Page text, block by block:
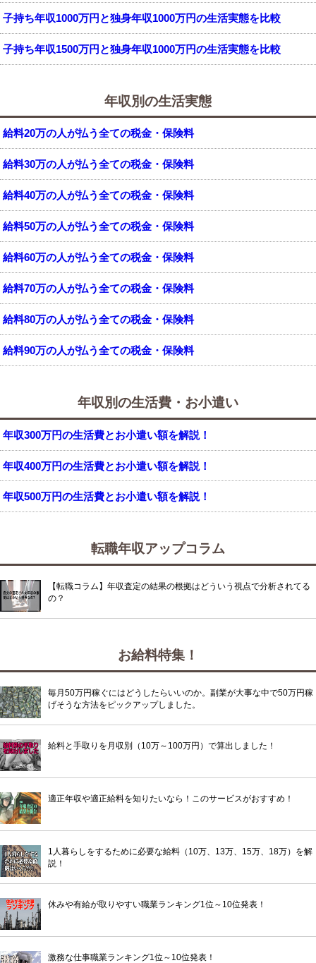
子持ち年収1000万円と独身年収1000万円の生活実態を比較
子持ち年収1500万円と独身年収1000万円の生活実態を比較
年収別の生活実態
給料20万の人が払う全ての税金・保険料
給料30万の人が払う全ての税金・保険料
給料40万の人が払う全ての税金・保険料
給料50万の人が払う全ての税金・保険料
給料60万の人が払う全ての税金・保険料
給料70万の人が払う全ての税金・保険料
給料80万の人が払う全ての税金・保険料
給料90万の人が払う全ての税金・保険料
年収別の生活費・お小遣い
年収300万円の生活費とお小遣い額を解説！
年収400万円の生活費とお小遣い額を解説！
年収500万円の生活費とお小遣い額を解説！
転職年収アップコラム
【転職コラム】年収査定の結果の根拠はどういう視点で分析されてる
の？
お給料特集！
毎月50万円稼ぐにはどうしたらいいのか。副業が大事な中で50万円稼
げそうな方法をピックアップしました。
給料と手取りを月収別（10万～100万円）で算出しました！
適正年収や適正給料を知りたいなら！このサービスがおすすめ！
1人暮らしをするために必要な給料（10万、13万、15万、18万）を解
説！
休みや有給が取りやすい職業ランキング1位～10位発表！
激務な仕事職業ランキング1位～10位発表！